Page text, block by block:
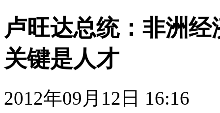
卢旺达总统：非洲经
关键是人才
2012年09月12日 16:16